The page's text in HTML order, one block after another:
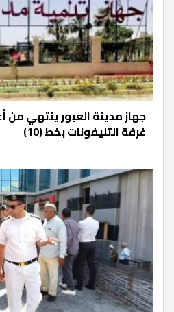
جهاز مدينة العبور ينتهي
غرفة التليفونات بخط (10)